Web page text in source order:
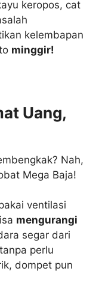
keropos, cat
kelembapan
minggir!
Uang,
Nah,
Mega Baja!
ventilasi
mengurangi
segar dari
perlu
dompet pun